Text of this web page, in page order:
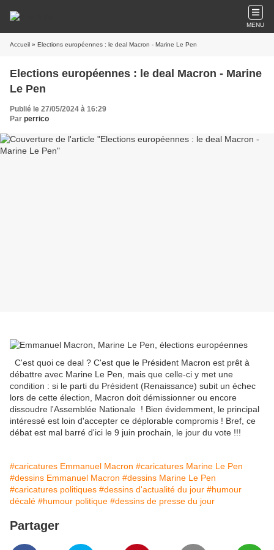
MENU
Accueil » Elections européennes : le deal Macron - Marine Le Pen
Elections européennes : le deal Macron - Marine
Le Pen
Publié le 27/05/2024 à 16:29
Par perrico
C'est quoi ce deal ? C'est que le Président Macron est prêt à
débattre avec Marine Le Pen, mais que celle-ci y met une
condition : si le parti du Président (Renaissance) subit un échec
lors de cette élection, Macron doit démissionner ou encore
dissoudre l'Assemblée Nationale ! Bien évidemment, le principal
intéressé est loin d'accepter ce déplorable compromis ! Bref, ce
débat est mal barré d'ici le 9 juin prochain, le jour du vote !!!
#caricatures Emmanuel Macron #caricatures Marine Le Pen
#dessins Emmanuel Macron #dessins Marine Le Pen
#caricatures politiques #dessins d'actualité du jour #humour
décalé #humour politique #dessins de presse du jour
Partager